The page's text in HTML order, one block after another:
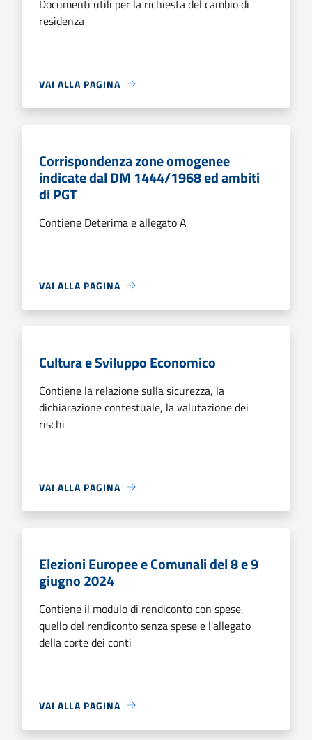
Documenti utili per la richiesta del cambio di
residenza
VAI ALLA PAGINA
Corrispondenza zone omogenee
indicate dal DM 1444/1968 ed ambiti
di PGT
Contiene Deterima e allegato A
VAI ALLA PAGINA
Cultura e Sviluppo Economico
Contiene la relazione sulla sicurezza, la
dichiarazione contestuale, la valutazione dei
rischi
VAI ALLA PAGINA
Elezioni Europee e Comunali del 8 e 9
giugno 2024
Contiene il modulo di rendiconto con spese,
quello del rendiconto senza spese e l'allegato
della corte dei conti
VAI ALLA PAGINA